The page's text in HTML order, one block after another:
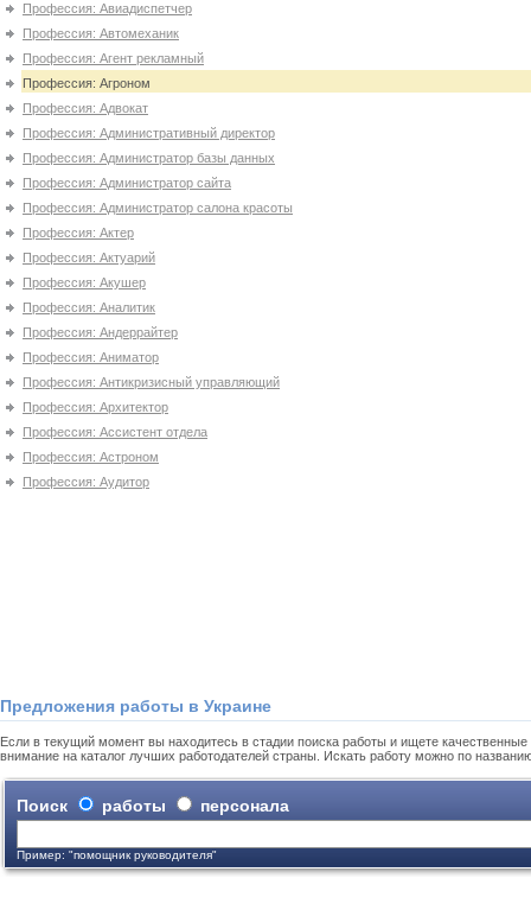
Профессия: Авиадиспетчер
Профессия: Автомеханик
Профессия: Агент рекламный
Профессия: Агроном
Профессия: Адвокат
Профессия: Административный директор
Профессия: Администратор базы данных
Профессия: Администратор сайта
Профессия: Администратор салона красоты
Профессия: Актер
Профессия: Актуарий
Профессия: Акушер
Профессия: Аналитик
Профессия: Андеррайтер
Профессия: Аниматор
Профессия: Антикризисный управляющий
Профессия: Архитектор
Профессия: Ассистент отдела
Профессия: Астроном
Профессия: Аудитор
Предложения работы в Украине
Если в текущий момент вы находитесь в стадии поиска работы и ищете
внимание на каталог лучших работодателей страны. Искать работу можно по
Поиск работы персонала
Пример: "помощник руководителя"